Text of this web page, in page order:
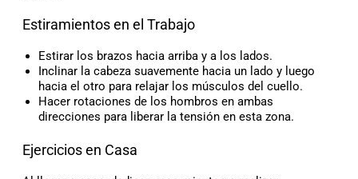
Estiramientos en el Trabajo
Estirar los brazos hacia arriba y a los lados.
Inclinar la cabeza suavemente hacia un lado y luego
hacia el otro para relajar los músculos del cuello.
Hacer rotaciones de los hombros en ambas
direcciones para liberar la tensión en esta zona.
Ejercicios en Casa